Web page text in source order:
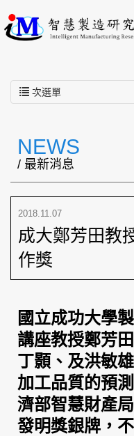
次選單
NEWS
/ 最新消息
2018.11.07
成大鄭芳田教
作獎
國立成功大學
講座教授鄭芳
丁顥、及洪敏
加工品質的預
濟部智慧財產
發明獎銀牌，